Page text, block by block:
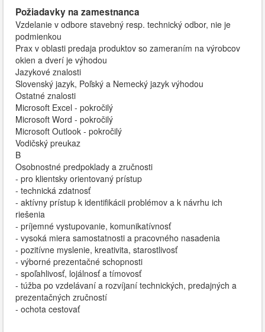
Požiadavky na zamestnanca
Vzdelanie v odbore stavebný resp. technický odbor, nie je
podmienkou
Prax v oblasti predaja produktov so zameraním na výrobcov
okien a dverí je výhodou
Jazykové znalosti
Slovenský jazyk, Poľský a Nemecký jazyk výhodou
Ostatné znalosti
Microsoft Excel - pokročilý
Microsoft Word - pokročilý
Microsoft Outlook - pokročilý
Vodičský preukaz
B
Osobnostné predpoklady a zručnosti
- pro klientsky orientovaný prístup
- technická zdatnosť
- aktívny prístup k identifikácii problémov a k návrhu ich
riešenia
- príjemné vystupovanie, komunikatívnosť
- vysoká miera samostatnosti a pracovného nasadenia
- pozitívne myslenie, kreativita, starostlivosť
- výborné prezentačné schopnosti
- spoľahlivosť, lojálnosť a tímovosť
- túžba po vzdelávaní a rozvíjaní technických, predajných a
prezentačných zručností
- ochota cestovať